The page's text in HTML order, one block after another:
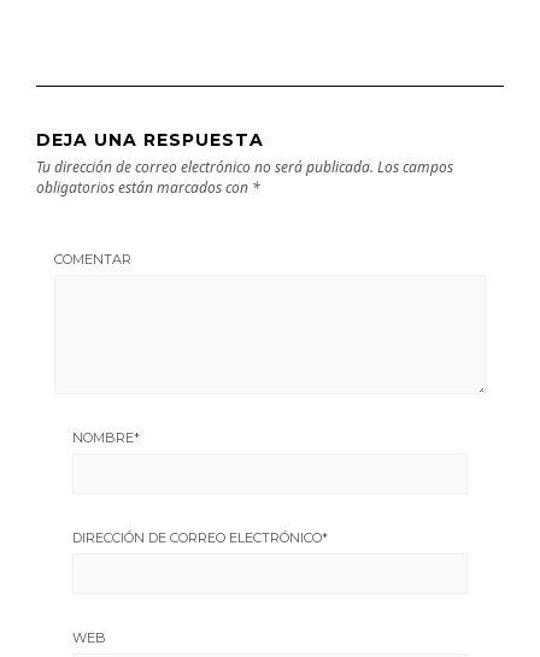
DEJA UNA RESPUESTA
Tu dirección de correo electrónico no será publicada. Los campos
obligatorios están marcados con *
COMENTAR
NOMBRE*
DIRECCIÓN DE CORREO ELECTRÓNICO*
WEB